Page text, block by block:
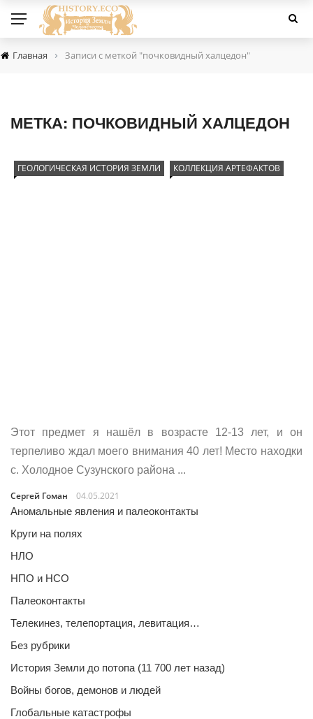
Главная › Записи с меткой "почковидный халцедон"
МЕТКА: ПОЧКОВИДНЫЙ ХАЛЦЕДОН
ГЕОЛОГИЧЕСКАЯ ИСТОРИЯ ЗЕМЛИ КОЛЛЕКЦИЯ АРТЕФАКТОВ
Этот предмет я нашёл в возрасте 12-13 лет, и он
терпеливо ждал моего внимания 40 лет! Место находки
с. Холодное Сузунского района ...
Сергей Гоман
04.05.2021
Аномальные явления и палеоконтакты
Круги на полях
НЛО
НПО и НСО
Палеоконтакты
Телекинез, телепортация, левитация…
Без рубрики
История Земли до потопа (11 700 лет назад)
Войны богов, демонов и людей
Глобальные катастрофы